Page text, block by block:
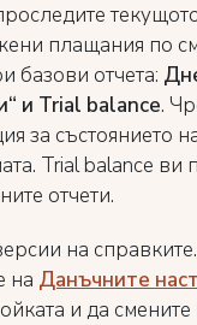
плащания по
базови отчета:
и Trial balance.
за състоянието
Trial balance
отчети.
на
на Данъчните
и да